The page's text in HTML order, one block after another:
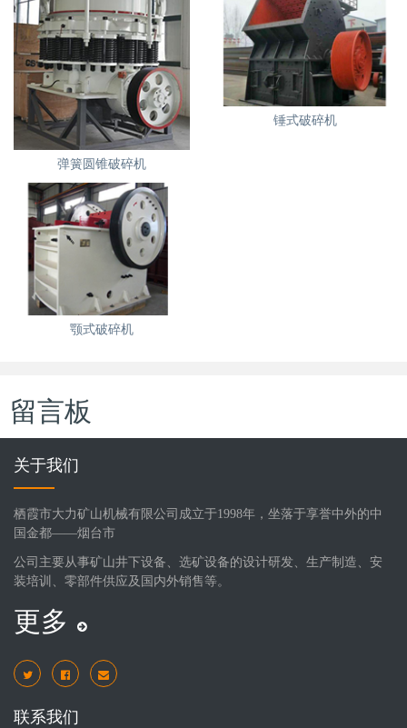
弹簧圆锥破碎机
锤式破碎机
颚式破碎机
留言板
关于我们
栖霞市大力矿山机械有限公司成立于1998年，坐落于享誉中外的中
国金都——烟台市
公司主要从事矿山井下设备、选矿设备的设计研发、生产制造、安
装培训、零部件供应及国内外销售等。
更多
联系我们